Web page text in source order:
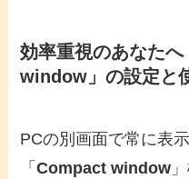
効率重視のあなた
window」の設定と
PCの別画面で常に表
「Compact window